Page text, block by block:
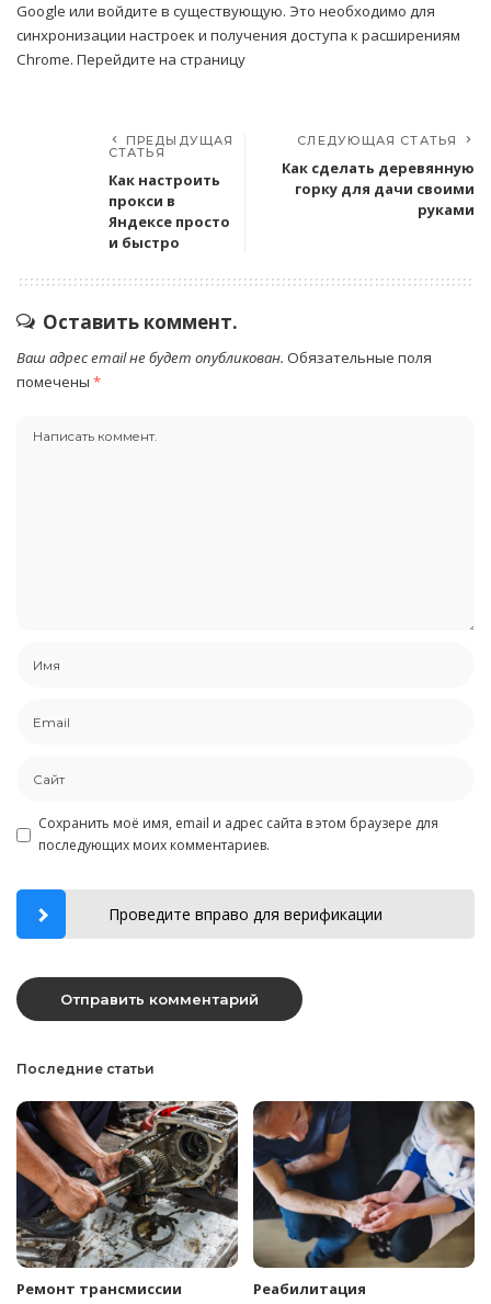
Google или войдите в существующую. Это необходимо для
синхронизации настроек и получения доступа к расширениям
Chrome. Перейдите на страницу
ПРЕДЫДУЩАЯ
СТАТЬЯ
Как настроить
прокси в
Яндексе просто
и быстро
СЛЕДУЮЩАЯ СТАТЬЯ
Как сделать деревянную
горку для дачи своими
руками
Оставить коммент.
Ваш адрес email не будет опубликован. Обязательные поля
помечены *
Сохранить моё имя, email и адрес сайта в этом браузере для
последующих моих комментариев.
Проведите вправо для верификации
Последние статьи
Ремонт трансмиссии
Реабилитация